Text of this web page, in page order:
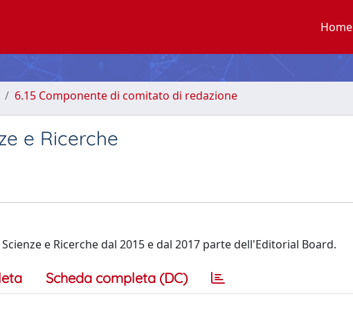
Home
6.15 Componente di comitato di redazione
e Ricerche
e Ricerche dal 2015 e dal 2017 parte dell'Editorial Board.
Scheda completa (DC)